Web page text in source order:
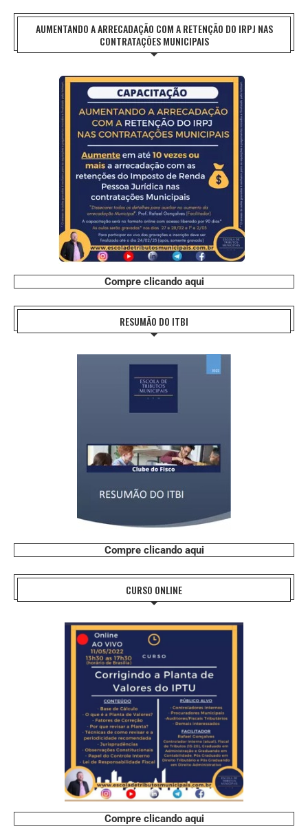
AUMENTANDO A ARRECADAÇÃO COM A RETENÇÃO DO IRPJ NAS
CONTRATAÇÕES MUNICIPAIS
Compre clicando aqui
RESUMÃO DO ITBI
Compre clicando aqui
CURSO ONLINE
Compre clicando aqui